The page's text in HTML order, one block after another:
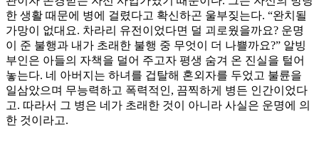
한 생활 때문에 병에 걸렸다고 확신하곤 울부짖는다. “완치될
가망이 없대요. 차라리 유전이었다면 덜 괴로웠을까요? 운명
이 준 불행과 내가 초래한 불행 중 무엇이 더 나쁠까요?” 알빙
부인은 아들의 자책을 덜어 주고자 평생 숨겨 온 진실을 털어
놓는다. 네 아버지는 하녀를 겁탈해 혼외자를 두었고 불륜을
일삼았으며 무능력하고 폭력적인, 끔찍하게 병든 인간이었다
고. 따라서 그 병은 네가 초래한 것이 아니라 사실은 운명에 의
한 것이라고.